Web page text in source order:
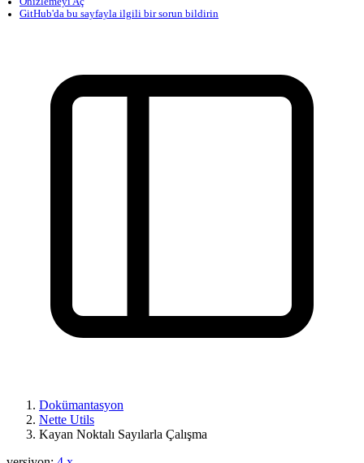
GitHub'da göster
Önizlemeyi Aç
Dokümantasyon
Nette Utils
Kayan Noktalı Sayılarla Çalışma